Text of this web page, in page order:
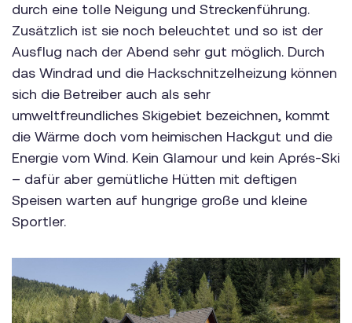
durch eine tolle Neigung und Streckenführung.
Zusätzlich ist sie noch beleuchtet und so ist der
Ausflug nach der Abend sehr gut möglich. Durch
das Windrad und die Hackschnitzelheizung können
sich die Betreiber auch als sehr
umweltfreundliches Skigebiet bezeichnen, kommt
die Wärme doch vom heimischen Hackgut und die
Energie vom Wind. Kein Glamour und kein Aprés-Ski
– dafür aber gemütliche Hütten mit deftigen
Speisen warten auf hungrige große und kleine
Sportler.